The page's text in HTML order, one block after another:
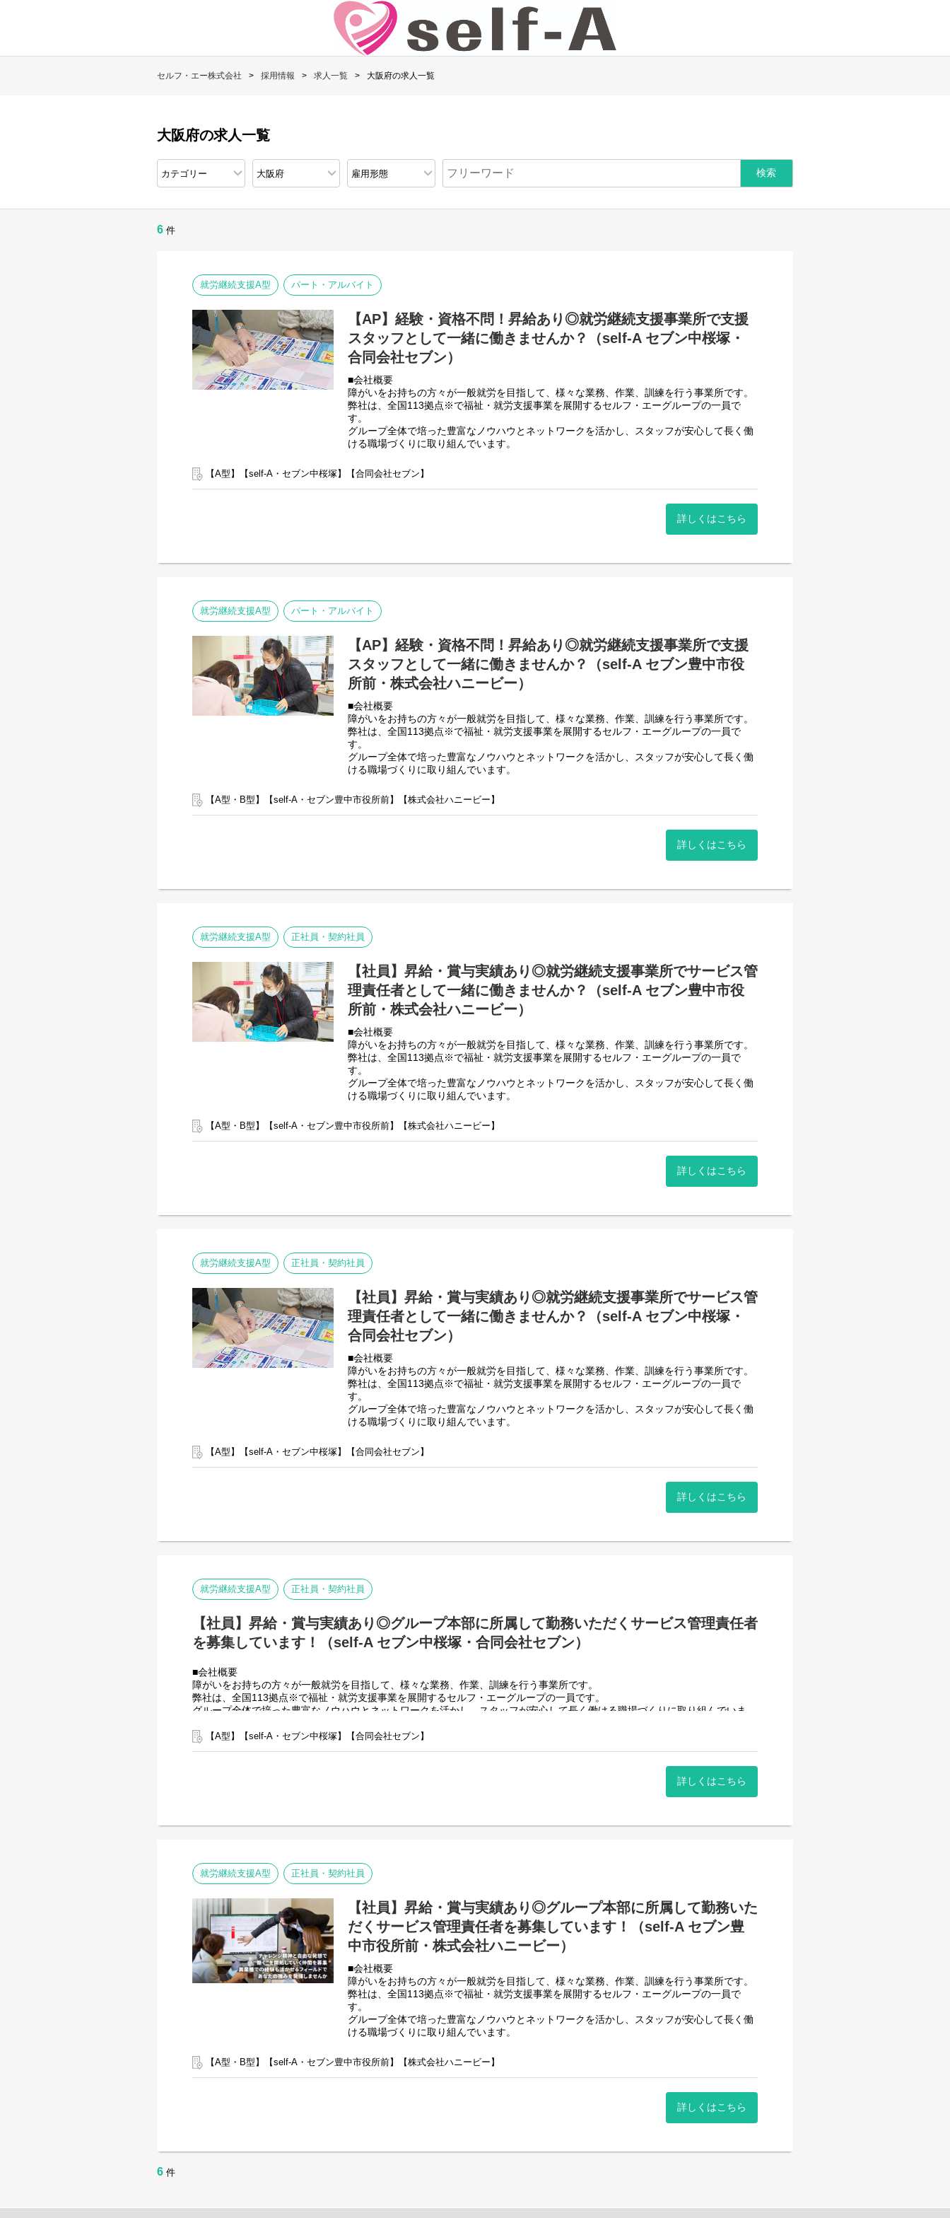
セルフ・エー株式会社 採用情報 求人一覧 大阪府の求人一覧
大阪府の求人一覧
6 件
就労継続支援A型 パート・アルバイト
【AP】経験・資格不問！昇給あり◎就労継続支援事業所で支援
スタッフとして一緒に働きませんか？（self-A セブン中桜塚・
合同会社セブン）
■会社概要
障がいをお持ちの方々が一般就労を目指して、様々な業務、作業、訓練を行う事業所です。
弊社は、全国113拠点※で福祉・就労支援事業を展開するセルフ・エーグループの一員で
す。
グループ全体で培った豊富なノウハウとネットワークを活かし、スタッフが安心して長く働
ける職場づくりに取り組んでいます。
弊社グループでは2つのパターンの事業所を全国に展開をさせて頂いております。
【就労継続支援A型事業所】
⇒障がい者の方々とは非雇用型で内職などの作業を中心にA型や一般就労を目指す、または
・施設外作業の同行
・利用者様とコミュニケーションを取る
・その他支援記録作成 など
基本的に食事や入浴、排泄のような介助・介護の作業はありません。
未経験の方でもご安心ください！
〈とある1日のスケジュール〉
10：00 出社・朝礼
10：10 施設外対応・作業支援
12：00 休憩・昼食
12：30 作業支援
15：45 作業終了・退社
【A型】【self-A・セブン中桜塚】【合同会社セブン】
詳しくはこちら
就労継続支援A型 パート・アルバイト
【AP】経験・資格不問！昇給あり◎就労継続支援事業所で支援
スタッフとして一緒に働きませんか？（self-A セブン豊中市役
所前・株式会社ハニービー）
■会社概要
障がいをお持ちの方々が一般就労を目指して、様々な業務、作業、訓練を行う事業所です。
弊社は、全国113拠点※で福祉・就労支援事業を展開するセルフ・エーグループの一員で
す。
グループ全体で培った豊富なノウハウとネットワークを活かし、スタッフが安心して長く働
ける職場づくりに取り組んでいます。
弊社グループでは2つのパターンの事業所を全国に展開をさせて頂いております。
【就労継続支援A型事業所】
⇒障がい者の方々とは非雇用型で内職などの作業を中心にA型や一般就労を目指す、または
・施設外作業の同行
・利用者様とコミュニケーションを取る
・その他支援記録作成 など
基本的に食事や入浴、排泄のような介助・介護の作業はありません。
未経験の方でもご安心ください！
〈とある1日のスケジュール〉
9:20~30 出社／スタッフミーティング
9:40 利用者受け入れ
10:00 作業支援・業務開始
12:00 休憩・昼食
14:00 支援記録作成
15:00 利用者退社
15:30 スタッフ引継ぎ
【A型・B型】【self-A・セブン豊中市役所前】【株式会社ハニービー】
詳しくはこちら
就労継続支援A型 正社員・契約社員
【社員】昇給・賞与実績あり◎就労継続支援事業所でサービス管
理責任者として一緒に働きませんか？（self-A セブン豊中市役
所前・株式会社ハニービー）
■会社概要
障がいをお持ちの方々が一般就労を目指して、様々な業務、作業、訓練を行う事業所です。
弊社は、全国113拠点※で福祉・就労支援事業を展開するセルフ・エーグループの一員で
す。
グループ全体で培った豊富なノウハウとネットワークを活かし、スタッフが安心して長く働
ける職場づくりに取り組んでいます。
弊社グループでは2つのパターンの事業所を全国に展開をさせて頂いております。
【就労継続支援A型事業所】
⇒障がい者の方々とは非雇用型で内職などの作業を中心にA型や一般就労を目指す、または
就労施設でのサービス管理責任者の業務。
・個別支援計画の作成一式。（弊社システムを使用して作成していきます。）
・相談員、事業所支援員との会議、連絡等。
・その他、付随する業務
弊社グループのサービス管理責任者の業務内容は他社さんと比べて働き安い環境を整え業務
負荷を減らす工夫をしております。
・支援費請求は行いません。代理請求を導入していますので利用記録のチェックのみです。
・個別支援計画、ケース記録を含めた必要な様々な書類は管理システムを使用しているので
PC１つで管理できる体制となっています。
・行政への変更届等の提出書類のサポートも会社として行っているので資格はもっているが
正直できるか自信のない方でも安心して働ける環境が整っています。
【A型・B型】【self-A・セブン豊中市役所前】【株式会社ハニービー】
詳しくはこちら
就労継続支援A型 正社員・契約社員
【社員】昇給・賞与実績あり◎就労継続支援事業所でサービス管
理責任者として一緒に働きませんか？（self-A セブン中桜塚・
合同会社セブン）
■会社概要
障がいをお持ちの方々が一般就労を目指して、様々な業務、作業、訓練を行う事業所です。
弊社は、全国113拠点※で福祉・就労支援事業を展開するセルフ・エーグループの一員で
す。
グループ全体で培った豊富なノウハウとネットワークを活かし、スタッフが安心して長く働
ける職場づくりに取り組んでいます。
弊社グループでは2つのパターンの事業所を全国に展開をさせて頂いております。
【就労継続支援A型事業所】
⇒障がい者の方々とは非雇用型で内職などの作業を中心にA型や一般就労を目指す、または
就労施設でのサービス管理責任者の業務。
・個別支援計画の作成一式。（弊社システムを使用して作成していきます。）
・相談員、事業所支援員との会議、連絡等。
・その他、付随する業務
・支援費請求は行いません。代理請求を導入していますので利用記録のチェックのみです。
・個別支援計画、ケース記録を含めた必要な様々な書類は管理システムを使用しているので
PC１つで管理できる体制となっています。
正直できるか自信のない方でも安心して働ける環境が整っています。
【A型】【self-A・セブン中桜塚】【合同会社セブン】
詳しくはこちら
就労継続支援A型 正社員・契約社員
【社員】昇給・賞与実績あり◎グループ本部に所属して勤務いただくサービス管理責任者
を募集しています！（self-A セブン中桜塚・合同会社セブン）
■会社概要
障がいをお持ちの方々が一般就労を目指して、様々な業務、作業、訓練を行う事業所です。
弊社は、全国113拠点※で福祉・就労支援事業を展開するセルフ・エーグループの一員です。
グループ全体で培った豊富なノウハウとネットワークを活かし、スタッフが安心して長く働ける職場づくりに取り組んでいま
※2025年4月時点
弊社グループでは主に以下のパターンの事業所を全国に展開をさせて頂いております。
⇒障がい者の方々とは非雇用型で内職などの作業を中心にA型や一般就労を目指す、または高い工賃を目指すサービス。
⇒将来の自立した生活や就労を見据え、生活する力や困難を解決する力、 働く力などを身につけるサービス。
こちらの求人は事業所配置ではなく、グループ本部に所属して働いていただくサービス管理責任者を募集しています。
＼普段は自宅最寄りの事業所で勤務していただいてOK！／
本部に所属して直営店事業所や加盟店事業所のSVを担って頂きます。
出張が多くなりますので待遇も高くなっております。
また直営店事業所でサビ管の欠員が出た場合は一定期間現場へフォローに入っていただくこともあります。
直営店事業所、加盟店事業所のSV業務/就労施設でのサービス管理責任者の業務
・個別支援計画の作成一式。（弊社システムを使用して作成していきます。）
・利用者さん、ご両親、外部関係機関との連絡調整。
・相談員、事業所支援員との会議、連絡等。
弊社グループのサービス管理責任者の業務内容は他社さんと比べて働き安い環境を整え業務負荷を減らす工夫をしております。
・個別支援計画、ケース記録を含めた必要な様々な書類は管理システムを使用しているのでPC１つで管理できる体制となって
います。
【A型】【self-A・セブン中桜塚】【合同会社セブン】
詳しくはこちら
就労継続支援A型 正社員・契約社員
【社員】昇給・賞与実績あり◎グループ本部に所属して勤務いた
だくサービス管理責任者を募集しています！（self-A セブン豊
中市役所前・株式会社ハニービー）
■会社概要
障がいをお持ちの方々が一般就労を目指して、様々な業務、作業、訓練を行う事業所です。
弊社は、全国113拠点※で福祉・就労支援事業を展開するセルフ・エーグループの一員で
す。
グループ全体で培った豊富なノウハウとネットワークを活かし、スタッフが安心して長く働
ける職場づくりに取り組んでいます。
弊社グループでは主に以下のパターンの事業所を全国に展開をさせて頂いております。
【就労継続支援A型事業所】
⇒障がい者の方々とは非雇用型で内職などの作業を中心にA型や一般就労を目指す、または
責任者を募集しています。
【A型・B型】【self-A・セブン豊中市役所前】【株式会社ハニービー】
詳しくはこちら
6 件